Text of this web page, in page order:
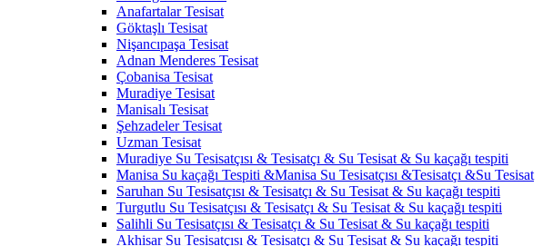
Anafartalar Tesisat
Göktaşlı Tesisat
Nişancıpaşa Tesisat
Adnan Menderes Tesisat
Çobanisa Tesisat
Muradiye Tesisat
Manisalı Tesisat
Şehzadeler Tesisat
Uzman Tesisat
Muradiye Su Tesisatçısı & Tesisatçı & Su Tesisat & Su kaçağı tespiti
Manisa Su kaçağı Tespiti &Manisa Su Tesisatçısı &Tesisatçı &Su Tesisat
Saruhan Su Tesisatçısı & Tesisatçı & Su Tesisat & Su kaçağı tespiti
Turgutlu Su Tesisatçısı & Tesisatçı & Su Tesisat & Su kaçağı tespiti
Salihli Su Tesisatçısı & Tesisatçı & Su Tesisat & Su kaçağı tespiti
Akhisar Su Tesisatçısı & Tesisatçı & Su Tesisat & Su kaçağı tespiti